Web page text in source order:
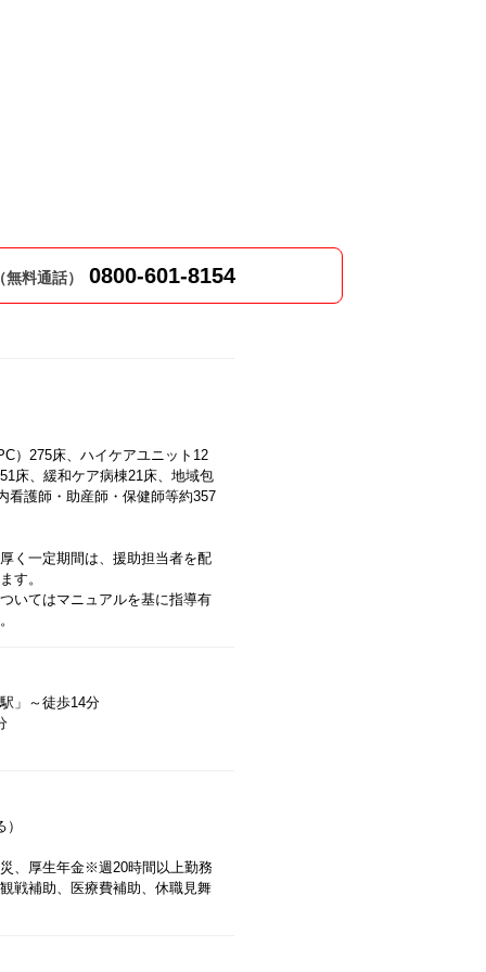
料通話） 0800-601-8154
）275床、ハイケアユニット12
床、緩和ケア病棟21床、地域包
看護師・助産師・保健師等約357
く一定期間は、援助担当者を配
す。
いてはマニュアルを基に指導有
」～徒歩14分
、厚生年金※週20時間以上勤務
戦補助、医療費補助、休職見舞